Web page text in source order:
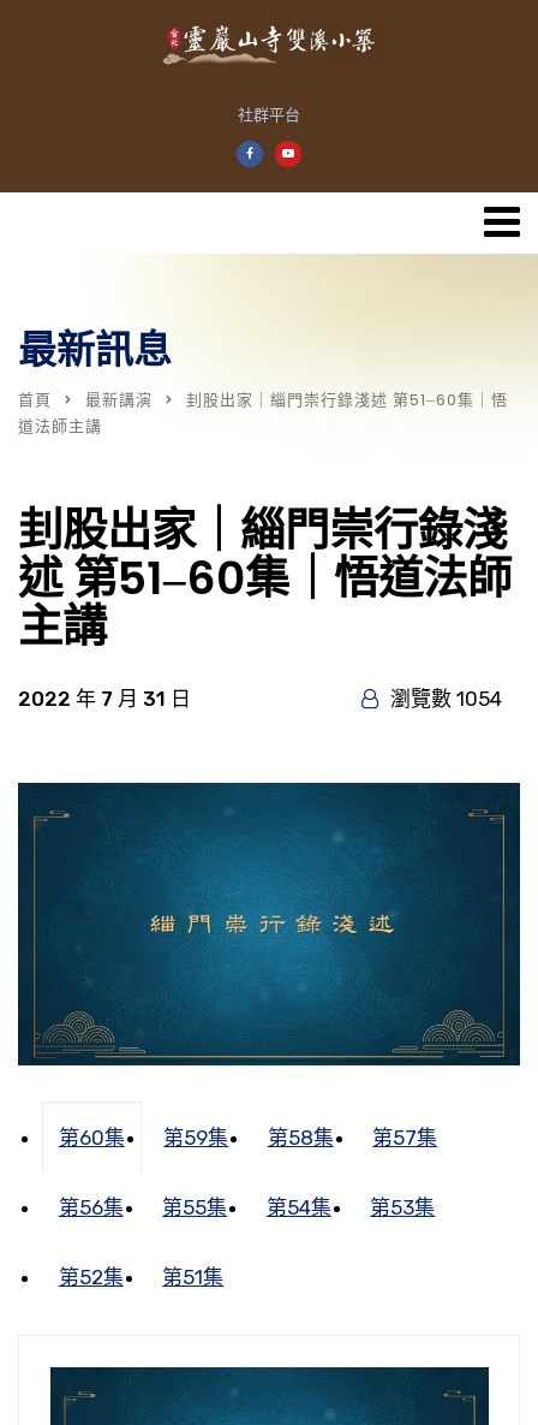
社群平台
最新訊息
首頁 最新講演
刲股出家｜緇門崇行錄淺述 第51‒60集｜悟
道法師主講
刲股出家｜緇門崇行錄淺
述 第51‒60集｜悟道法師
主講
2022 年 7 月 31 日 瀏覽數 1054
第60集 第59集 第58集 第57集
第56集 第55集 第54集 第53集
第52集 第51集